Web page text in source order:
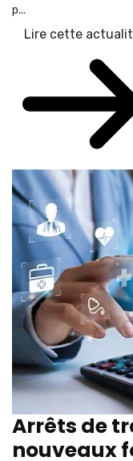
p...
Lire cette
Arrêts de
nouveaux